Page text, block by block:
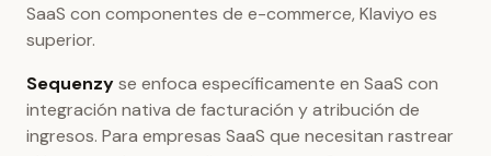
SaaS con componentes de e-commerce, Klaviyo es
superior.
Sequenzyse enfoca específicamente en SaaS con
integración nativa de facturación y atribución de
ingresos. Para empresas SaaS que necesitan rastrear